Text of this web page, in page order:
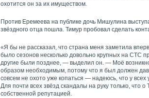
охотится он за их имуществом.
Против Еремеева на публике дочь Мишулина
звёздного отца пошла. Тимур пробовал сделать
«Я бы не рассказал, что страна меня заметила
было сезонов несколько довольно крупных на СТС
другие были позднее, — выделил он. — Моё
образом необходимым, потому что я был должен
совсем не охото уже копаться — надеюсь, что у
Для почти всех звёзд скандалы на руку только,
собственной репутацией.